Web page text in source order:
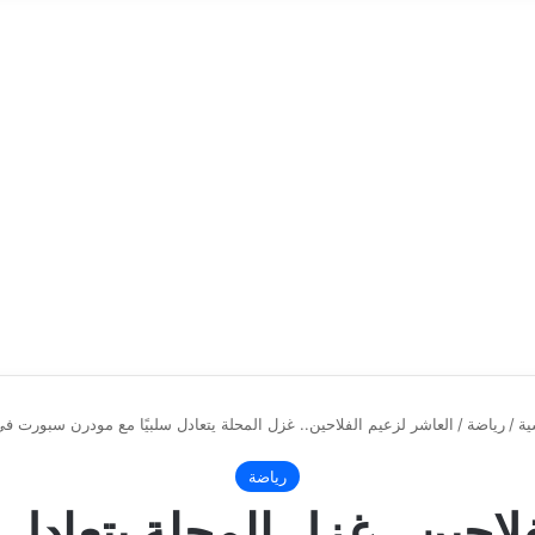
/ رياضة / العاشر لزعيم الفلاحين.. غزل المحلة يتعادل سلبيًا مع مودرن سبورت
رياضة